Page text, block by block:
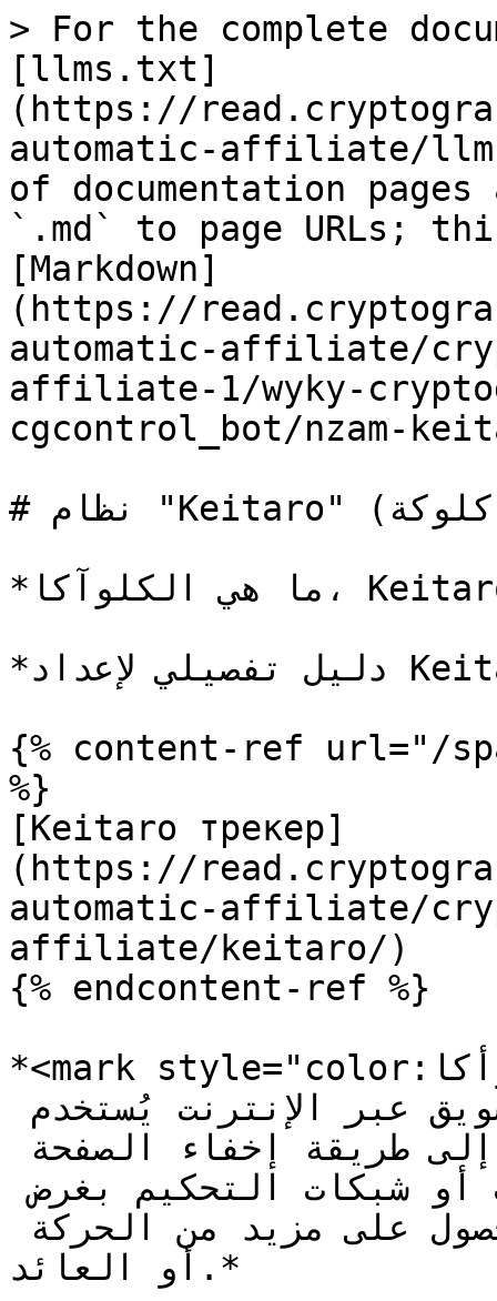
> For the complete
[llms.txt]
(https://
automatic-affiliate/
of documentation
`.md` to page URLs;
[Markdown]
(https://
automatic-affiliate/
affiliate-1/wyky-
cgcontrol_bot/nzam-
# نظام "Keitaro" (كلوكة)
*ما هي الكلوآكا، Keitaro (Hideclick) وكيف تعمل؟*
*دليل تفصيلي لإعداد Keitaro.*
{% content-ref url="/
%}
[Keitaro трекер]
(https://
automatic-affiliate/
affiliate/keitaro/)
{% endcontent-ref %}
*<mark style="color:أزرق;">**الكلوأكا**</mark> -
الهدف الحقيقية عن محرك البحث أو شبكات التحكيم بغرض
أو العائد.*